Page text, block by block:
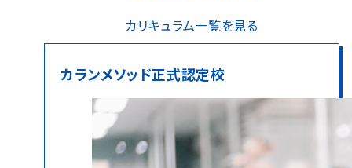
カリキュラム一覧を見る
カランメソッド正式認定校